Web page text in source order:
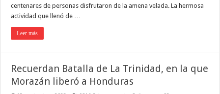
centenares de personas disfrutaron de la amena velada. La hermosa
actividad que llenó de …
Leer más
Recuerdan Batalla de La Trinidad, en la que
Morazán liberó a Honduras